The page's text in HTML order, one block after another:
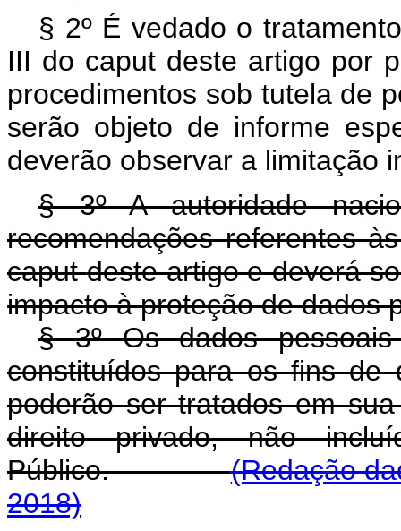
§ 2º É vedado o
III do caput deste artigo por
procedimentos sob tutela de
serão objeto de informe
deverão observar a limitação
§ 3º A autoridade
recomendações referentes
caputdeste artigo e deverá
impacto à proteção de dados
§ 3º Os dados
constituídos para os fins
poderão ser tratados em
direito privado, não
Público.(Redação
2018)